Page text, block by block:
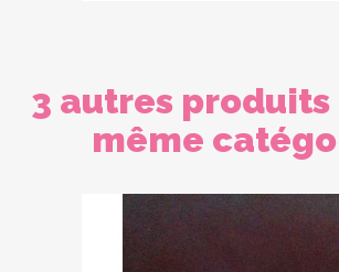
3 autres produits
même